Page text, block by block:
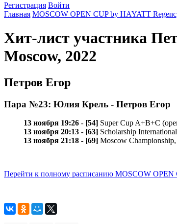
Регистрация Войти
Главная MOSCOW OPEN CUP by HAYATT
Хит-лист участника
Moscow, 2022
Петров Егор
Пара №23: Юлия Крель - Петров Егор
13 ноября 19:26 - [54] Super Cup A+B+C
13 ноября 20:13 - [63] Scholarship
13 ноября 21:18 - [69] Moscow
Перейти к полному расписанию MOSCOW OPEN